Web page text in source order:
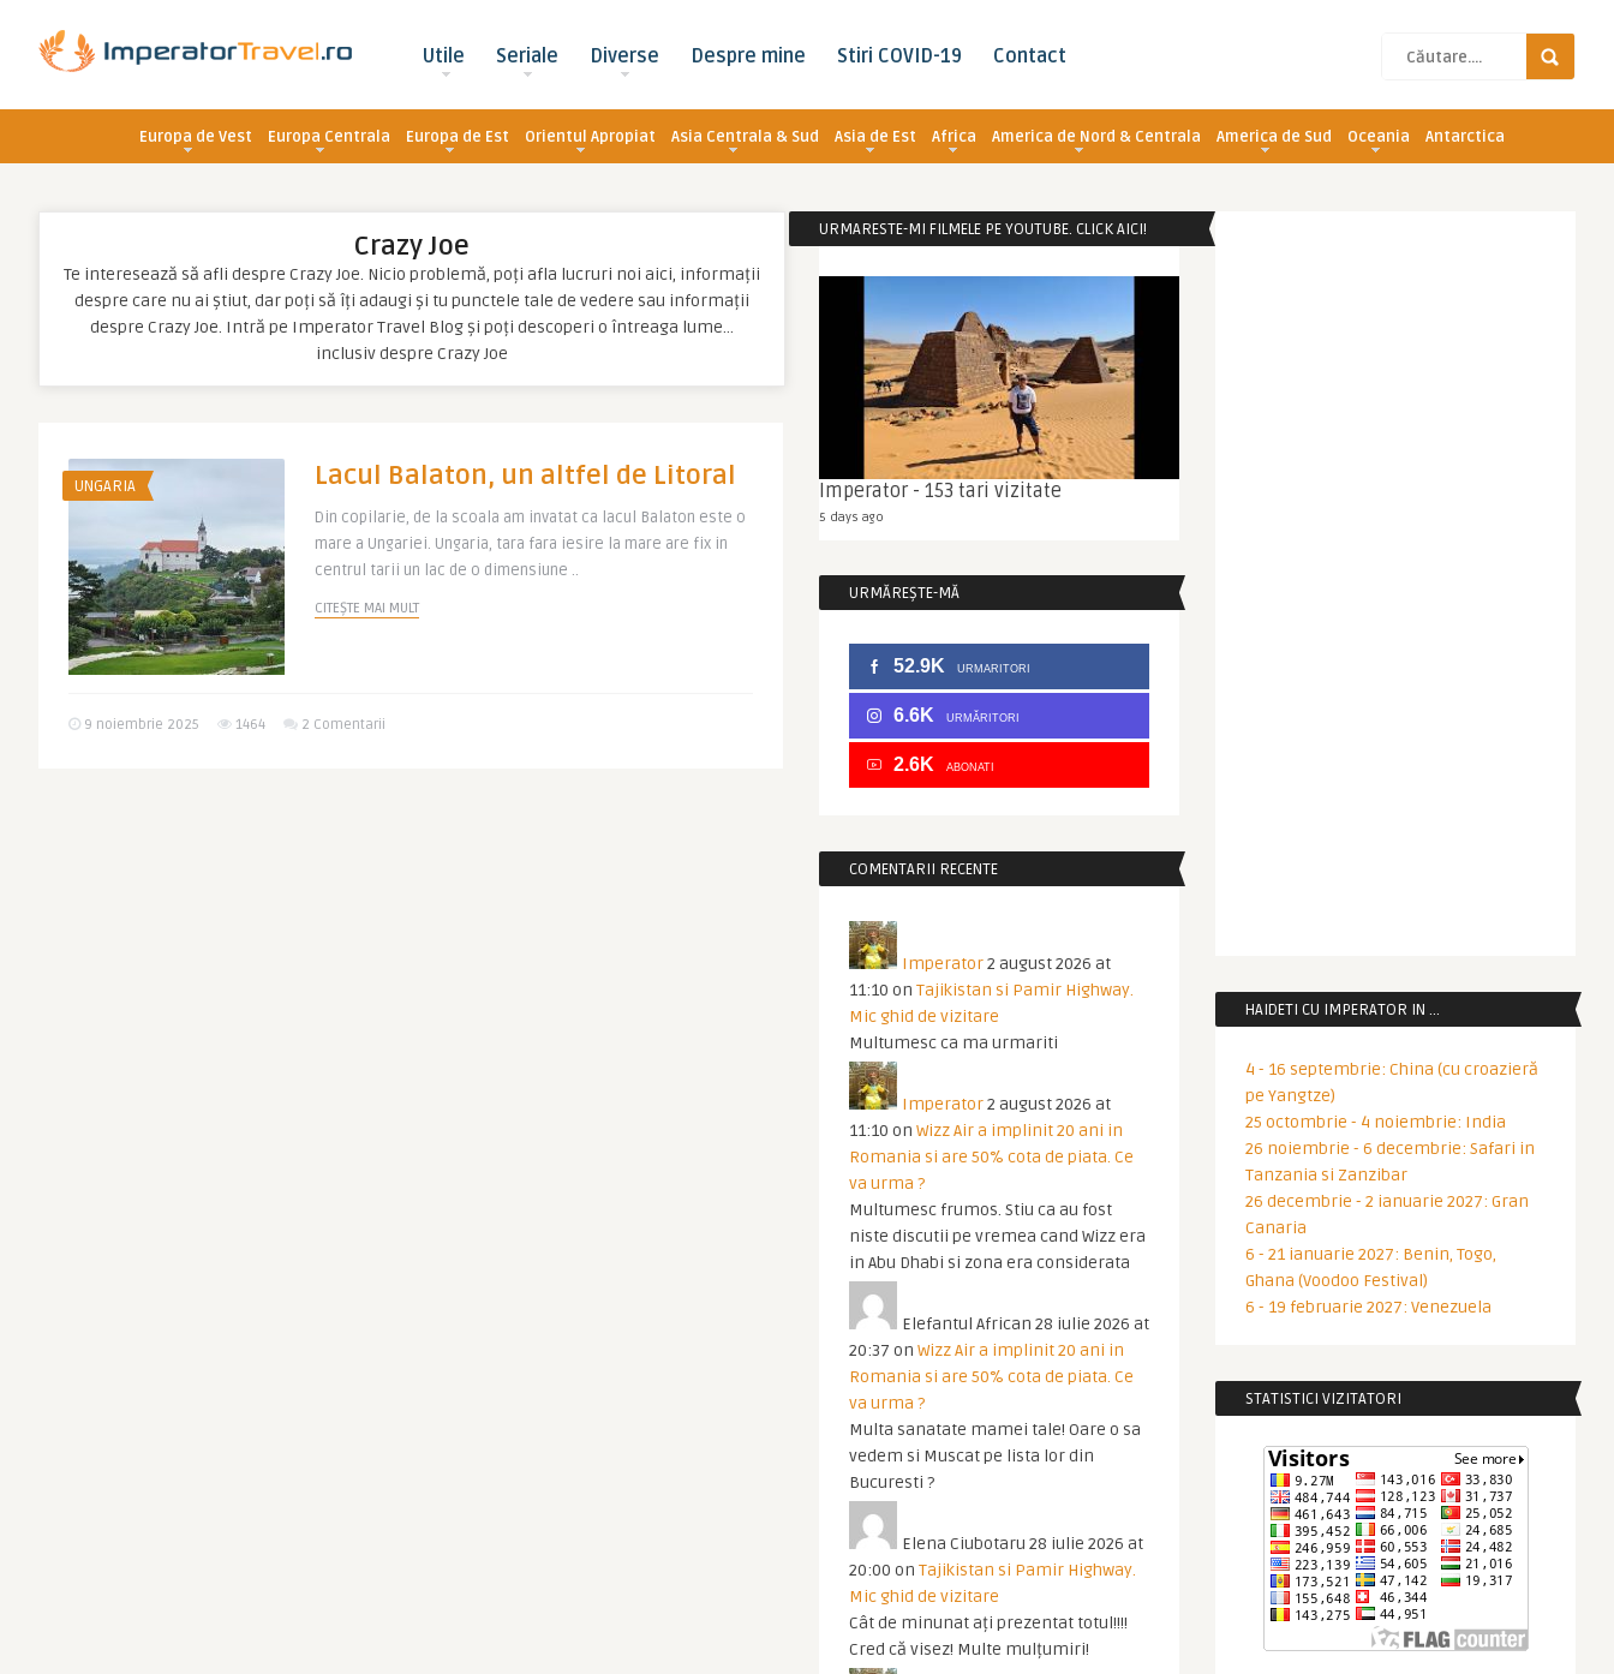
Utile Seriale Diverse Despre mine Stiri COVID-19 Contact
Europa de Vest Europa Centrala Europa de Est Orientul Apropiat Asia Centrala & Sud Asia de Est Africa America de Nord & Centrala America de Sud Oceania Antarctica
Crazy Joe
Te interesează să afli despre Crazy Joe. Nicio problemă, poți afla lucruri noi aici, informații
despre care nu ai știut, dar poți să îți adaugi și tu punctele tale de vedere sau informații
despre Crazy Joe. Intră pe Imperator Travel Blog și poți descoperi o întreaga lume…
inclusiv despre Crazy Joe
UNGARIA Lacul Balaton, un altfel de Litoral
Din copilarie, de la scoala am invatat ca lacul Balaton este o
mare a Ungariei. Ungaria, tara fara iesire la mare are fix in
centrul tarii un lac de o dimensiune ..
CITEȘTE MAI MULT
9 noiembrie 2025 1464 2 Comentarii
URMARESTE-MI FILMELE PE YOUTUBE. CLICK AICI!
Imperator - 153 tari vizitate
5 days ago
URMĂREȘTE-MĂ
52.9K URMARITORI
6.6K URMĂRITORI
2.6K ABONATI
COMENTARII RECENTE
Imperator2 august 2026 at
11:10 on Tajikistan si Pamir Highway.
Mic ghid de vizitare
Multumesc ca ma urmariti
Imperator2 august 2026 at
11:10 on Wizz Air a implinit 20 ani in
Romania si are 50% cota de piata. Ce
va urma ?
Multumesc frumos. Stiu ca au fost
niste discutii pe vremea cand Wizz era
in Abu Dhabi si zona era considerata
Elefantul African 28 iulie 2026 at
20:37 on Wizz Air a implinit 20 ani in
Romania si are 50% cota de piata. Ce
va urma ?
Multa sanatate mamei tale! Oare o sa
vedem si Muscat pe lista lor din
Bucuresti ?
Elena Ciubotaru 28 iulie 2026 at
20:00 on Tajikistan si Pamir Highway.
Mic ghid de vizitare
Cât de minunat ați prezentat totul!!!!
Cred că visez! Multe mulțumiri!
HAIDETI CU IMPERATOR IN …
4 - 16 septembrie: China (cu croazieră
pe Yangtze)
25 octombrie - 4 noiembrie: India
26 noiembrie - 6 decembrie: Safari in
Tanzania si Zanzibar
26 decembrie - 2 ianuarie 2027: Gran
Canaria
6 - 21 ianuarie 2027: Benin, Togo,
Ghana (Voodoo Festival)
6 - 19 februarie 2027: Venezuela
STATISTICI VIZITATORI